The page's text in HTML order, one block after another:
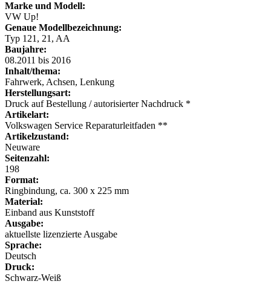
Marke und Modell:
VW Up!
Genaue Modellbezeichnung:
Typ 121, 21, AA
Baujahre:
08.2011 bis 2016
Inhalt/thema:
Fahrwerk, Achsen, Lenkung
Herstellungsart:
Druck auf Bestellung / autorisierter Nachdruck *
Artikelart:
Volkswagen Service Reparaturleitfaden **
Artikelzustand:
Neuware
Seitenzahl:
198
Format:
Ringbindung, ca. 300 x 225 mm
Material:
Einband aus Kunststoff
Ausgabe:
aktuellste lizenzierte Ausgabe
Sprache:
Deutsch
Druck:
Schwarz-Weiß